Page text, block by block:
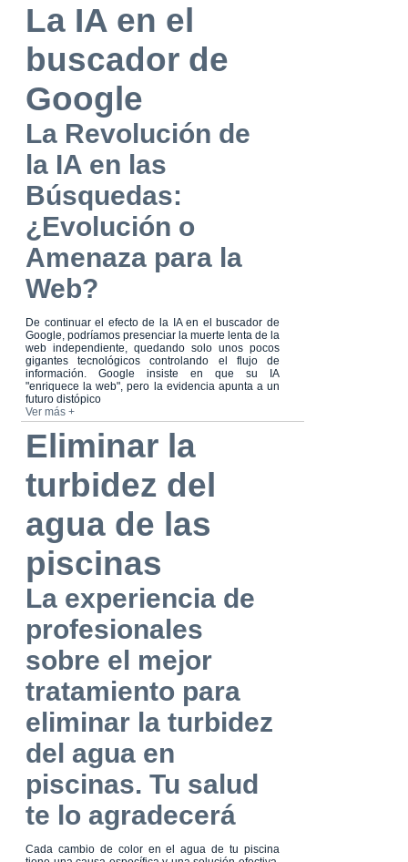
La IA en el
buscador de
Google
La Revolución de
la IA en las
Búsquedas:
¿Evolución o
Amenaza para la
Web?
De continuar el efecto de la IA en el buscador de
Google, podríamos presenciar la muerte lenta de la
web independiente, quedando solo unos pocos
gigantes tecnológicos controlando el flujo de
información. Google insiste en que su IA
"enriquece la web", pero la evidencia apunta a un
futuro distópico
Ver más +
Eliminar la
turbidez del
agua de las
piscinas
La experiencia de
profesionales
sobre el mejor
tratamiento para
eliminar la turbidez
del agua en
piscinas. Tu salud
te lo agradecerá
Cada cambio de color en el agua de tu piscina